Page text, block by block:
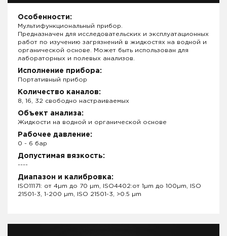
Особенности:
Мультифункциональный прибор.
Предназначен для исследовательских и эксплуатационных
работ по изучению загрязнений в жидкостях на водной и
органической основе. Может быть использован для
лабораторных и полевых анализов.
Исполнение прибора:
Портативный прибор
Количество каналов:
8, 16, 32 свободно настраиваемых
Объект анализа:
Жидкости на водной и органической основе
Рабочее давление:
0 - 6 бар
Допустимая вязкость:
----
Диапазон и калибровка:
ISO11171: от 4µm до 70 µm, ISO4402:от 1µm до 100µm, ISO
21501-3, 1-200 µm, ISO 21501-3, >0.5 µm